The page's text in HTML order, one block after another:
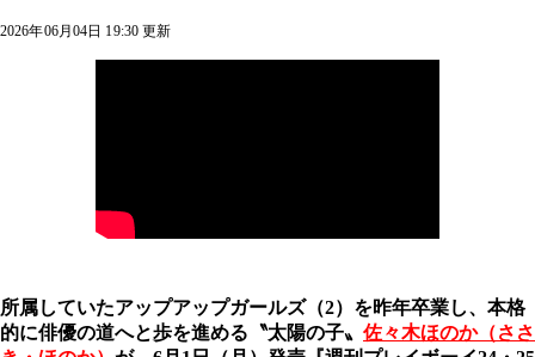
2026年06月04日 19:30 更新
所属していたアップアップガールズ（2）を昨年卒業し、本格
的に俳優の道へと歩を進める〝太陽の子〟 佐々木ほのか（ささ